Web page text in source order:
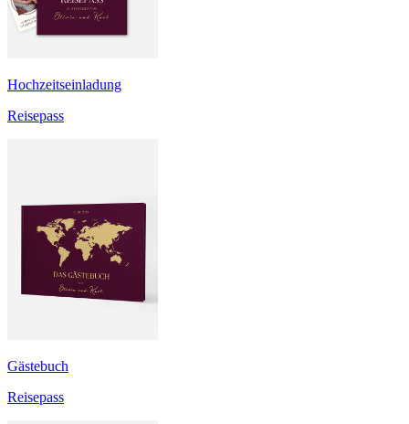
Hochzeitseinladung
Reisepass
Gästebuch
Reisepass